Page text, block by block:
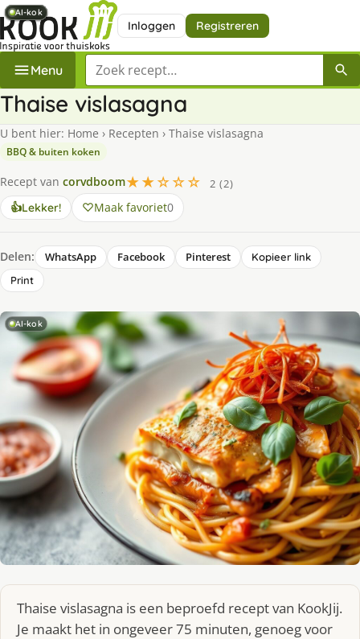
Inloggen Registreren
Menu Zoek een recept
Thaise vislasagna
U bent hier: Home › Recepten › Thaise vislasagna
BBQ & buiten koken
Recept van corvdboom★★☆☆☆
2 (2)
👍Lekker! Maak favoriet0
Delen: WhatsApp Facebook Pinterest
Kopieer link
Print
AI-kok
Thaise vislasagna is een beproefd recept van KookJij.
Je maakt het in ongeveer 75 minuten, genoeg voor
AI-kok
AI-kok
AI-kok
AI-kok
AI-kok
AI-kok